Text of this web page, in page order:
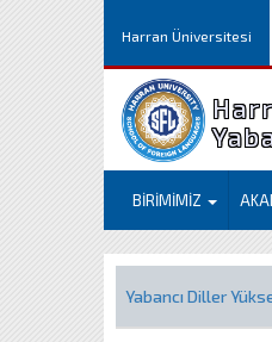
Harran Üniversitesi
BİRİMİMİZ
Yabancı Diller